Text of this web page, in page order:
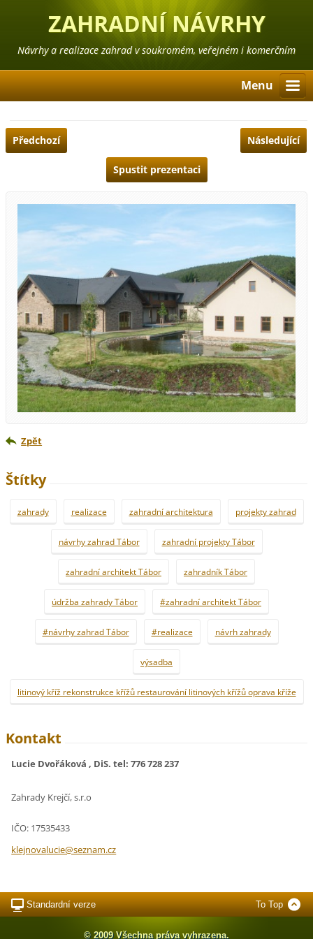
ZAHRADNÍ NÁVRHY
TÁBOR
Návrhy a realizace zahrad v soukromém, veřejném i komerčním
Menu
Předchozí Následující
Spustit prezentaci
Zpět
Štítky
zahrady realizace zahradní architektura projekty zahrad
návrhy zahrad Tábor zahradní projekty Tábor
zahradní architekt Tábor zahradník Tábor
údržba zahrady Tábor #zahradní architekt Tábor
#návrhy zahrad Tábor #realizace návrh zahrady
výsadba
litinový kříž rekonstrukce křížů restaurování litinových křížů oprava kříže
Kontakt
Lucie Dvořáková , DiS. tel: 776 728 237
Zahrady Krejčí, s.r.o
IČO: 17535433
klejnovalucie@seznam.cz
Standardní verze To Top
© 2009 Všechna práva vyhrazena.